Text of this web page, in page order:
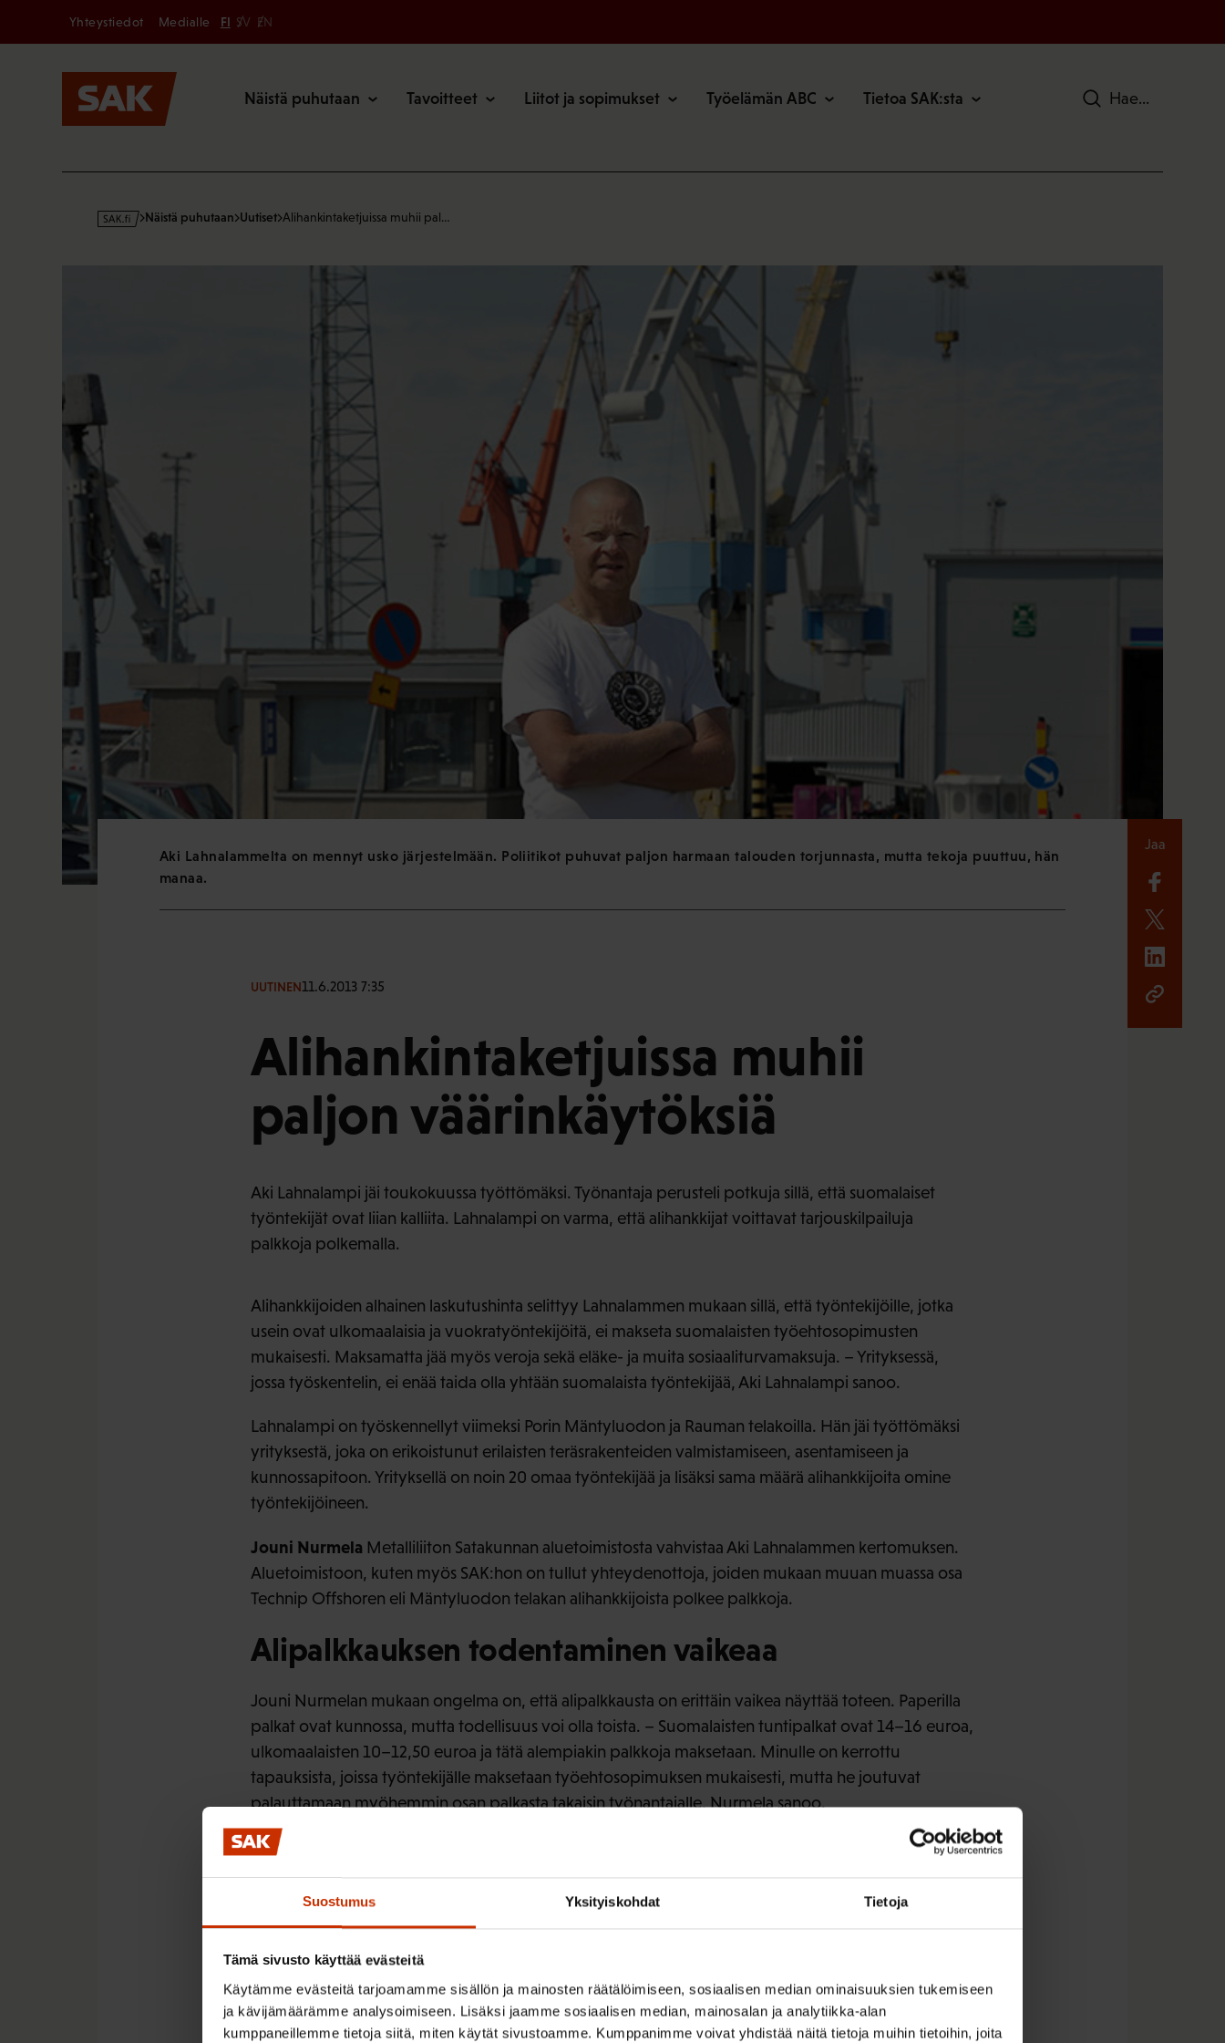
Suostumus Yksityiskohdat Tietoja
Tämä sivusto käyttää evästeitä
Käytämme evästeitä tarjoamamme sisällön ja mainosten räätälöimiseen, sosiaalisen median ominaisuuksien tukemiseen
ja kävijämäärämme analysoimiseen. Lisäksi jaamme sosiaalisen median, mainosalan ja analytiikka-alan
kumppaneillemme tietoja siitä, miten käytät sivustoamme. Kumppanimme voivat yhdistää näitä tietoja muihin tietoihin, joita
Secondary
Yhteystiedot Medialle FI SV EN
Näistä puhutaan Tavoitteet Liitot ja sopimukset Työelämän ABC Tietoa SAK:sta Hae
s
Näistä puhutaan Uutiset Alihankintaketjuissa muhii pal…
Aki Lahnalammelta on mennyt usko järjestelmään. Poliitikot puhuvat paljon harmaan talouden torjunnasta, mutta tekoja puuttuu, hän
manaa.
UUTINEN11.6.2013 7:35
Alihankintaketjuissa muhii
paljon väärinkäytöksiä
Aki Lahnalampi jäi toukokuussa työttömäksi. Työnantaja perusteli potkuja sillä, että suomalaiset
työntekijät ovat liian kalliita. Lahnalampi on varma, että alihankkijat voittavat tarjouskilpailuja
palkkoja polkemalla.
Alihankkijoiden alhainen laskutushinta selittyy Lahnalammen mukaan sillä, että työntekijöille, jotka
usein ovat ulkomaalaisia ja vuokratyöntekijöitä, ei makseta suomalaisten työehtosopimusten
mukaisesti. Maksamatta jää myös veroja sekä eläke- ja muita sosiaaliturvamaksuja. – Yrityksessä,
jossa työskentelin, ei enää taida olla yhtään suomalaista työntekijää, Aki Lahnalampi sanoo.
Lahnalampi on työskennellyt viimeksi Porin Mäntyluodon ja Rauman telakoilla. Hän jäi työttömäksi
yrityksestä, joka on erikoistunut erilaisten teräsrakenteiden valmistamiseen, asentamiseen ja
kunnossapitoon. Yrityksellä on noin 20 omaa työntekijää ja lisäksi sama määrä alihankkijoita omine
työntekijöineen.
Jouni Nurmela Metalliliiton Satakunnan aluetoimistosta vahvistaa Aki Lahnalammen kertomuksen.
Aluetoimistoon, kuten myös SAK:hon on tullut yhteydenottoja, joiden mukaan muuan muassa osa
Technip Offshoren eli Mäntyluodon telakan alihankkijoista polkee palkkoja.
Alipalkkauksen todentaminen vaikeaa
Jouni Nurmelan mukaan ongelma on, että alipalkkausta on erittäin vaikea näyttää toteen. Paperilla
palkat ovat kunnossa, mutta todellisuus voi olla toista. – Suomalaisten tuntipalkat ovat 14–16 euroa,
ulkomaalaisten 10–12,50 euroa ja tätä alempiakin palkkoja maksetaan. Minulle on kerrottu
tapauksista, joissa työntekijälle maksetaan työehtosopimuksen mukaisesti, mutta he joutuvat
palauttamaan myöhemmin osan palkasta takaisin työnantajalle, Nurmela sanoo.
Telakoiden alihankkijoista monet ovat suomalaisia yrityksiä, mutta ne palkkaavat tai vuokraavat
Jouni Nurmela korostaa, että ulkomaalaiset työntekijät eivät sinänsä ole ongelma, mutta se on, jos
Ilman alihankkijoita ei pärjätä
Jaa